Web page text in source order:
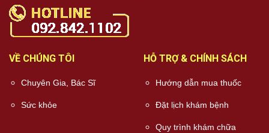
VỀ CHÚNG TÔI
Chuyên Gia, Bác Sĩ
Sức khỏe
HỖ TRỢ & CHÍNH SÁCH
Hướng dẫn mua thuốc
Đặt lịch khám bệnh
Quy trình khám chữa